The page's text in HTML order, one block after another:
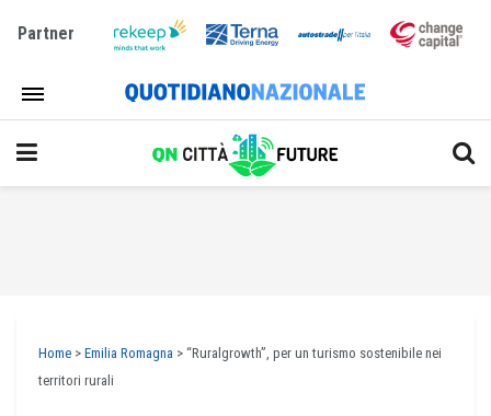
Partner
Home > Emilia Romagna > “Ruralgrowth”, per un turismo sostenibile nei
territori rurali